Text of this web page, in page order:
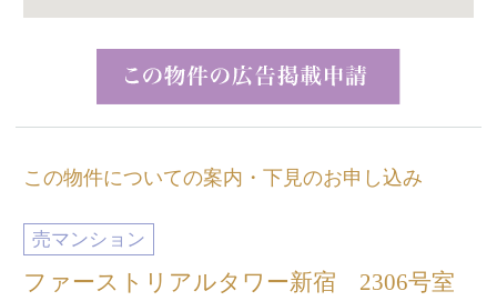
この物件についての案内・下見のお申し込み
売マンション
ファーストリアルタワー新宿 2306号室